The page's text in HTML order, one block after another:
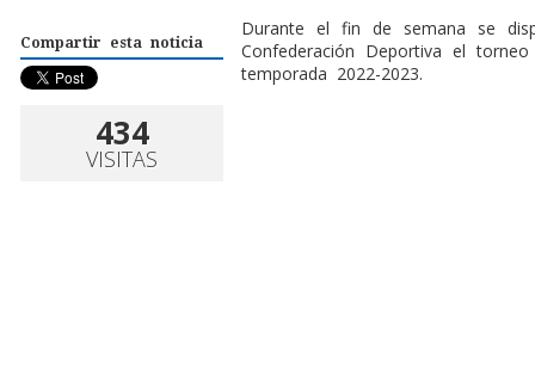
Compartir esta noticia
434
VISITAS
Durante el fin de semana se
Confederación Deportiva el
temporada 2022-2023.